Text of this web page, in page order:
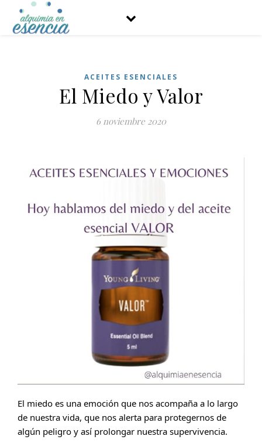
ACEITES ESENCIALES
El Miedo y Valor
6 noviembre 2020
El miedo es una emoción que nos acompaña a lo largo
de nuestra vida, que nos alerta para protegernos de
algún peligro y así prolongar nuestra supervivencia.